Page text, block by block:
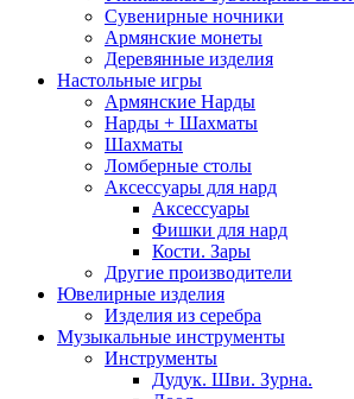
Сувенирные ночники
Армянские монеты
Деревянные изделия
Настольные игры
Армянские Нарды
Нарды + Шахматы
Шахматы
Ломберные столы
Аксессуары для нард
Аксессуары
Фишки для нард
Кости. Зары
Другие производители
Ювелирные изделия
Изделия из серебра
Музыкальные инструменты
Инструменты
Дудук. Шви. Зурна.